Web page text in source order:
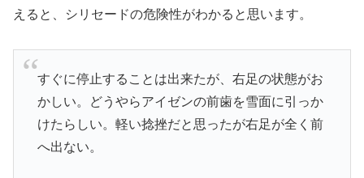
えると、シリセードの危険性がわかると思います。
すぐに停止することは出来たが、右足の状態がお
かしい。どうやらアイゼンの前歯を雪面に引っか
けたらしい。軽い捻挫だと思ったが右足が全く前
へ出ない。